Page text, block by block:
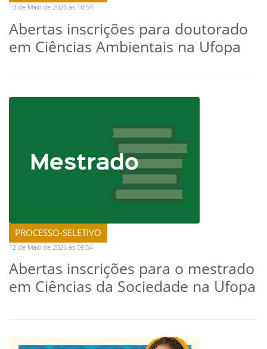
13 de Maio de 2026 às 10:54
Abertas inscrições para doutorado
em Ciências Ambientais na Ufopa
PROCESSO-SELETIVO
12 de Maio de 2026 às 09:54
Abertas inscrições para o mestrado
em Ciências da Sociedade na Ufopa